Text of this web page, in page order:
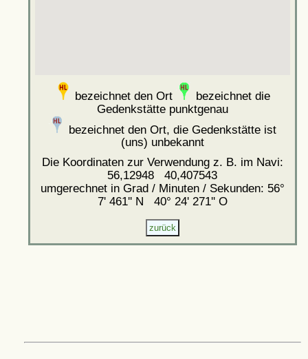
bezeichnet den Ort
bezeichnet die
Gedenkstätte punktgenau
bezeichnet den Ort, die Gedenkstätte ist
(uns) unbekannt
Die Koordinaten zur Verwendung z. B. im Navi:
56,12948 40,407543
umgerechnet in Grad / Minuten / Sekunden: 56°
7' 461'' N 40° 24' 271'' O